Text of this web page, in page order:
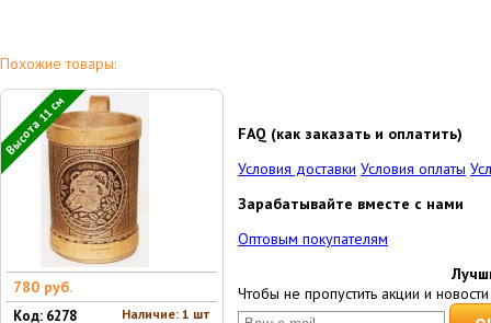
Похожие товары:
Высота 11 см
780 руб.
Наличие: 1 шт
Код: 6278
FAQ (как заказать и оплатить)
Условия доставки Условия оплаты
Зарабатывайте вместе с нами
Оптовым покупателям
Чтобы не пропустить акции и